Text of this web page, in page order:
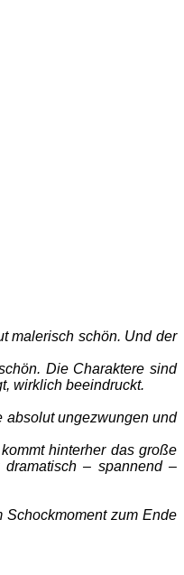
malerisch schön. Und der
Die Charaktere sind
wirklich beeindruckt.
absolut ungezwungen und
hinterher das große
– spannend –
zum Ende